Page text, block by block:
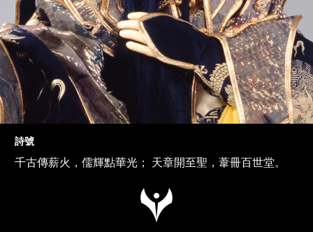
詩號
千古傳薪火，儒輝點華光； 天章開至聖，葦冊百世堂。